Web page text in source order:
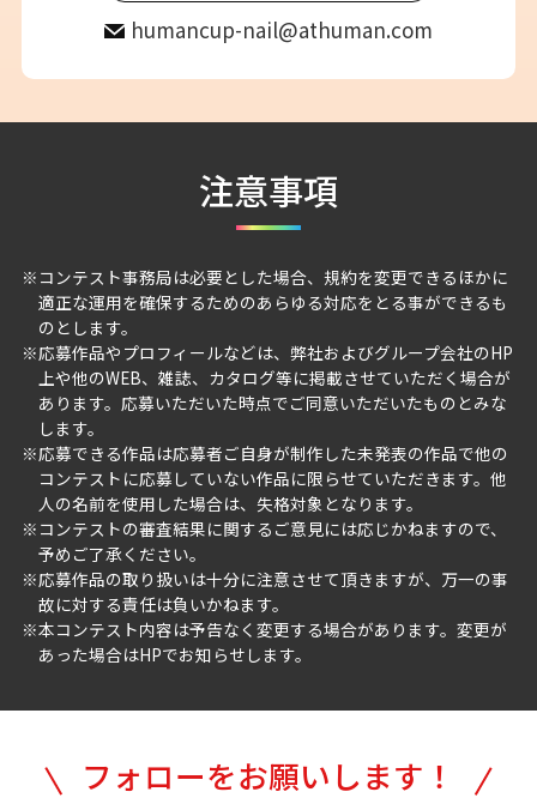
humancup-nail@athuman.com
注意事項
コンテスト事務局は必要とした場合、規約を変更できるほかに
適正な運用を確保するためのあらゆる対応をとる事ができるも
のとします。
応募作品やプロフィールなどは、弊社およびグループ会社のHP
上や他のWEB、雑誌、カタログ等に掲載させていただく場合が
あります。応募いただいた時点でご同意いただいたものとみな
します。
応募できる作品は応募者ご自身が制作した未発表の作品で他の
コンテストに応募していない作品に限らせていただきます。他
人の名前を使用した場合は、失格対象となります。
コンテストの審査結果に関するご意見には応じかねますので、
予めご了承ください。
応募作品の取り扱いは十分に注意させて頂きますが、万一の事
故に対する責任は負いかねます。
本コンテスト内容は予告なく変更する場合があります。変更が
あった場合はHPでお知らせします。
フォローをお願いします！